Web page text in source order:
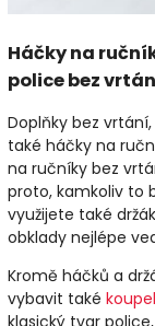
Háčky na
police bez
Doplňky bez
také háčky na
na ručníky bez
proto, kamkoliv to
využijete také
obklady nejlépe
Kromě háčků a
vybavit také